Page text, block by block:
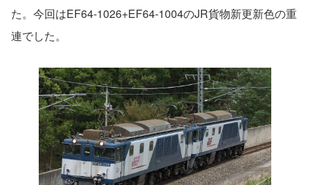
た。今回はEF64-1026+EF64-1004のJR貨物新更新色の重
連でした。